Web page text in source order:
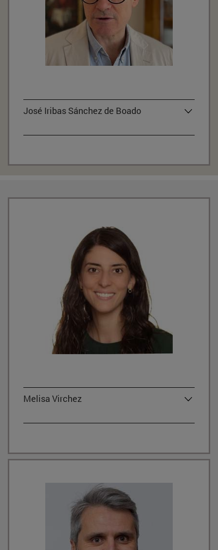
José Iribas Sánchez de Boado
Melisa Virchez